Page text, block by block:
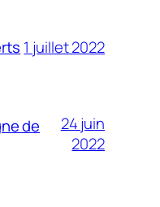
1 juillet 2022
de
24 juin
2022